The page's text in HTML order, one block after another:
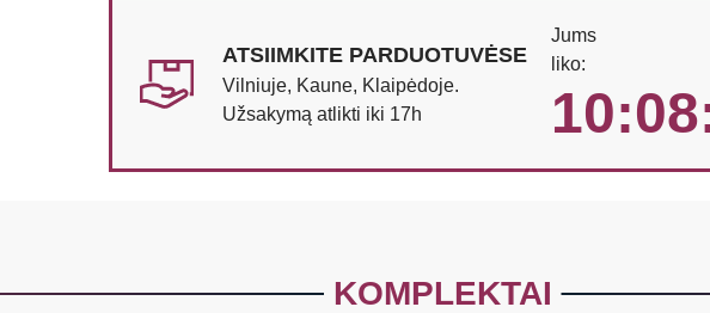
ATSIIMKITE PARDUOTUVĖSE
Vilniuje, Kaune, Klaipėdoje.
Užsakymą atlikti iki 17h
Jums
liko:
KOMPLEKTAI